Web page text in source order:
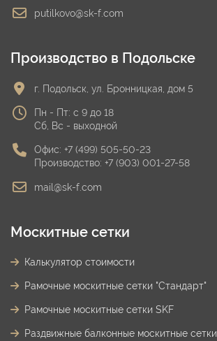
putilkovo@sk-f.com
Производство в Подольске
г. Подольск, ул. Бронницкая, дом 5
Пн - Пт: с 9 до 18
Сб, Вс - выходной
Офис: +7 (499) 505-50-23
Производство: +7 (903) 001-27-58
mail@sk-f.com
Москитные сетки
Калькулятор стоимости
Рамочные москитные сетки "Стандарт"
Рамочные москитные сетки SKF
Раздвижные балконные москитные сетки